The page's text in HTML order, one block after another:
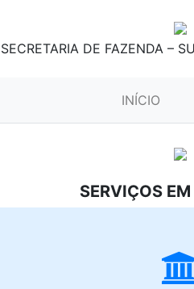
SECRETARIA DE FAZENDA –
INÍCIO
SERVIÇOS